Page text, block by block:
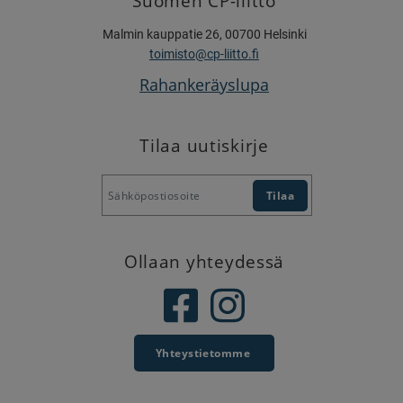
Malmin kauppatie 26, 00700 Helsinki
toimisto@cp-liitto.fi
Rahankeräyslupa
Tilaa uutiskirje
Ollaan yhteydessä
Yhteystietomme